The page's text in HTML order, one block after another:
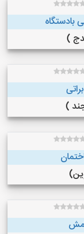
بادستگاه